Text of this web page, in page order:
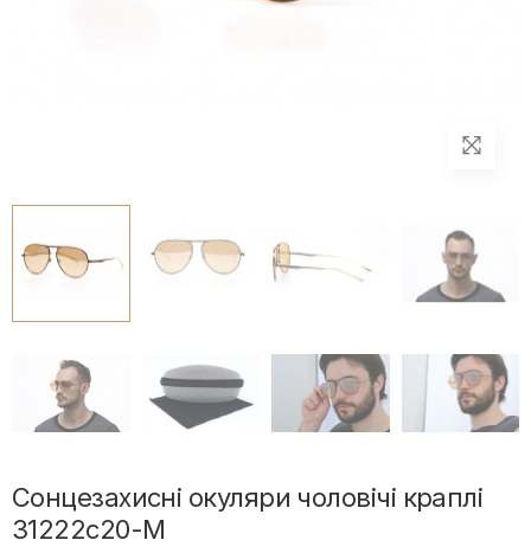
Сонцезахисні окуляри чоловічі краплі
31222c20-M